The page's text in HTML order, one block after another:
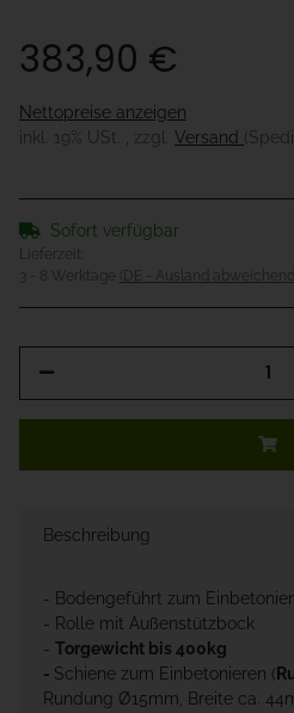
383,90 €
Nettopreise anzeigen
inkl. 19% USt. , zzgl. Versand
Sofort verfügbar
Lieferzeit:
3 - 8 Werktage
(DE - Ausland abweichend)
Beschreibung
- Bodengeführt zum
- Rolle mit Außenstützbock
- Torgewicht bis 400kg
- Schiene zum Einbetonieren (
Rundung Ø15mm, Breite ca.